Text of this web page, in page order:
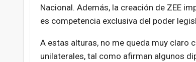
Nacional. Además, la creación de ZEE
es competencia exclusiva del poder
A estas alturas, no me queda muy claro
unilaterales, tal como afirman algunos